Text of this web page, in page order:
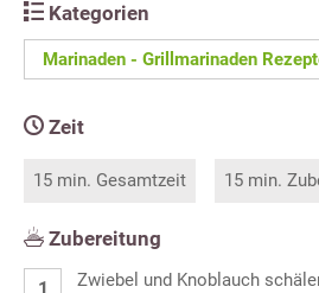
Kategorien
Marinaden - Grillmarinaden
Zeit
15 min. Gesamtzeit 15 min.
Zubereitung
Zwiebel und Knoblauch